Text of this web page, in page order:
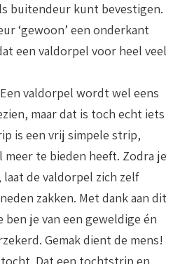
buitendeur kunt bevestigen.
‘gewoon’ een onderkant
een valdorpel voor heel veel
valdorpel wordt wel eens
maar dat is toch echt iets
is een vrij simpele strip,
te bieden heeft. Zodra je
de valdorpel zich zelf
zakken. Met dank aan dit
ben je van een geweldige én
Gemak dient de mens!